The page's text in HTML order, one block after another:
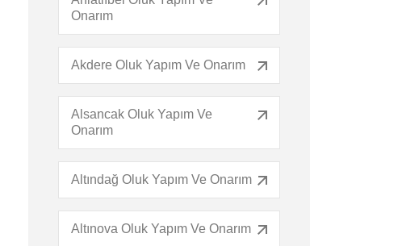
Onarım
Akdere Oluk Yapım Ve Onarım
Alsancak Oluk Yapım Ve
Onarım
Altındağ Oluk Yapım Ve Onarım
Altınova Oluk Yapım Ve Onarım